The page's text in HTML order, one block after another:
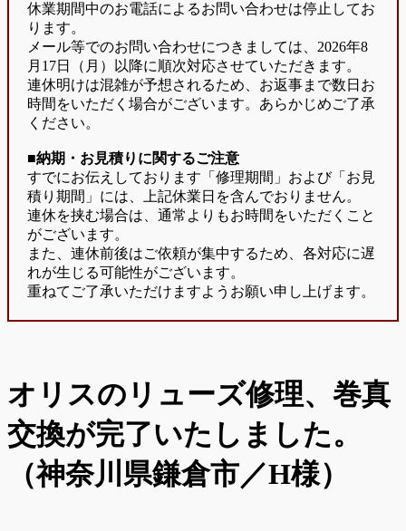
休業期間中のお電話によるお問い合わせは停止してお
ります。
メール等でのお問い合わせにつきましては、2026年8
月17日（月）以降に順次対応させていただきます。
連休明けは混雑が予想されるため、お返事まで数日お
時間をいただく場合がございます。あらかじめご了承
ください。
■納期・お見積りに関するご注意
すでにお伝えしております「修理期間」および「お見
積り期間」には、上記休業日を含んでおりません。
連休を挟む場合は、通常よりもお時間をいただくこと
がございます。
また、連休前後はご依頼が集中するため、各対応に遅
れが生じる可能性がございます。
重ねてご了承いただけますようお願い申し上げます。
オリスのリューズ修理、巻真
交換が完了いたしました。
（神奈川県鎌倉市／H様）